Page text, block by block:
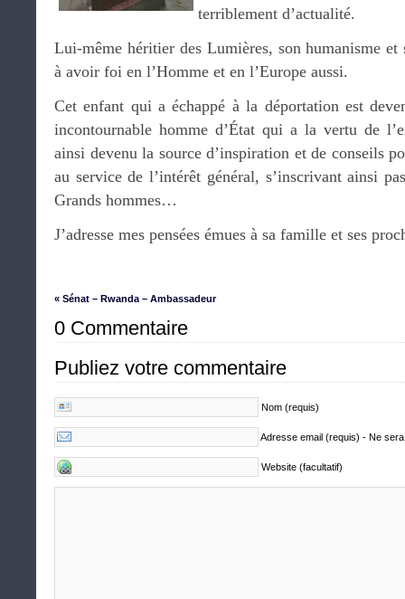
terriblement d’actualité.
Lui-même héritier des Lumières, son humanisme et
à avoir foi en l’Homme et en l’Europe aussi.
Cet enfant qui a échappé à la déportation est
incontournable homme d’État qui a la vertu de
ainsi devenu la source d’inspiration et de conseils
au service de l’intérêt général, s’inscrivant ainsi
Grands hommes…
J’adresse mes pensées émues à sa famille et ses
« Sénat – Rwanda – Ambassadeur
0 Commentaire
Publiez votre commentaire
Nom (requis)
Adresse email (requis) - Ne
Website (facultatif)